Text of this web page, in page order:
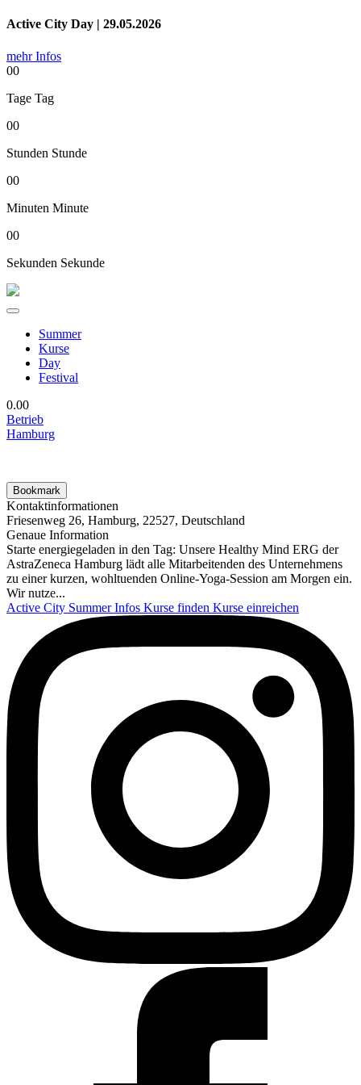
Active City Day | 29.05.2026
mehr Infos
00
Tage Tag
00
Stunden Stunde
00
Minuten Minute
00
Sekunden Sekunde
Summer
Kurse
Day
Festival
0.00
Betrieb
Hamburg
Bookmark
Kontaktinformationen
Friesenweg 26, Hamburg, 22527, Deutschland
Genaue Information
Starte energiegeladen in den Tag: Unsere Healthy Mind ERG der
AstraZeneca Hamburg lädt alle Mitarbeitenden des Unternehmens
zu einer kurzen, wohltuenden Online‑Yoga‑Session am Morgen ein.
Wir nutze...
Active City SummerInfos Kurse finden Kurse einreichen